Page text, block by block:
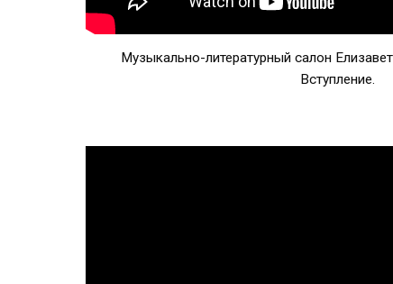
Музыкально-литературный салон
Вступление.